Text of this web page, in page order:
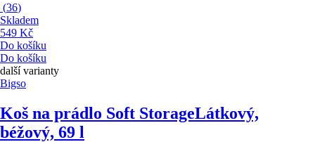
(36)
Skladem
549 Kč
Do košíku
Do košíku
další varianty
Bigso
Koš na prádlo Soft StorageLátkový,
béžový, 69 l